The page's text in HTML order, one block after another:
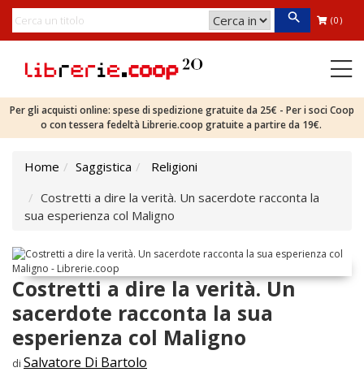
(0)
Per gli acquisti online: spese di spedizione gratuite da 25€ - Per i soci Coop
o con tessera fedeltà Librerie.coop gratuite a partire da 19€.
Home Saggistica
Religioni
Costretti a dire la verità. Un sacerdote racconta la
sua esperienza col Maligno
Costretti a dire la verità. Un
sacerdote racconta la sua
esperienza col Maligno
di Salvatore Di Bartolo